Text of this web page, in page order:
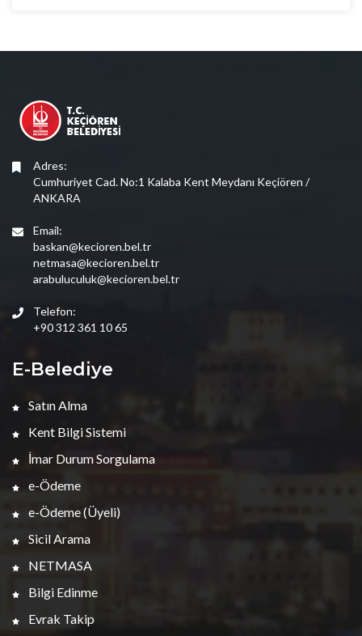
Adres:
Cumhuriyet Cad. No:1 Kalaba Kent Meydanı Keçiören /
ANKARA
Email:
baskan@kecioren.bel.tr
netmasa@kecioren.bel.tr
arabuluculuk@kecioren.bel.tr
Telefon:
+90 312 361 10 65
E-Belediye
Satın Alma
Kent Bilgi Sistemi
İmar Durum Sorgulama
e-Ödeme
e-Ödeme (Üyeli)
Sicil Arama
NETMASA
Bilgi Edinme
Evrak Takip